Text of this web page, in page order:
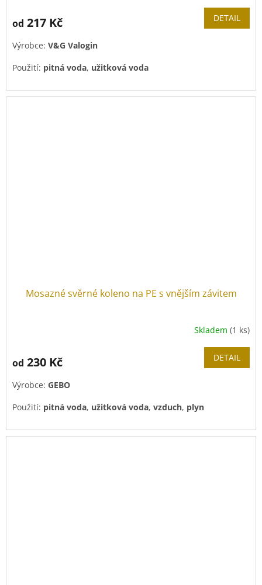
od 217 Kč DETAIL
Výrobce: V&G Valogin
Použití: pitná voda, užitková voda
Mosazné svěrné koleno na PE s vnějším závitem
Skladem (1 ks)
od 230 Kč DETAIL
Výrobce: GEBO
Použití: pitná voda, užitková voda, vzduch, plyn